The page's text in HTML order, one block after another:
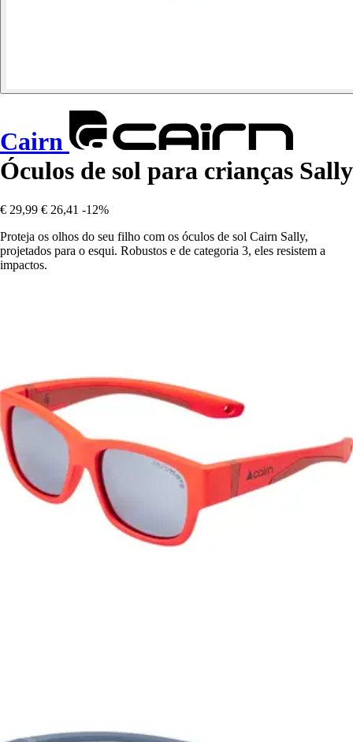
Cairn
Óculos de sol para crianças Sally
€ 29,99 € 26,41 -12%
Proteja os olhos do seu filho com os óculos de sol Cairn Sally,
projetados para o esqui. Robustos e de categoria 3, eles resistem a
impactos.